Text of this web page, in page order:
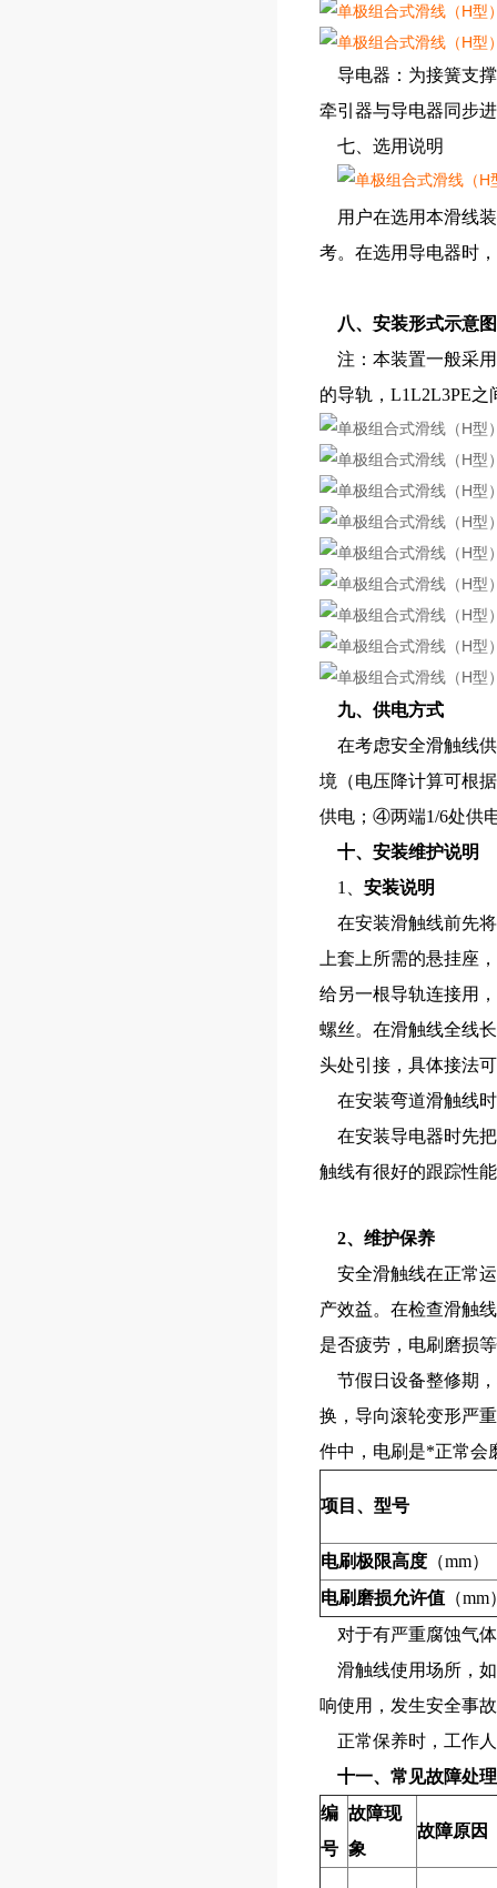
导电器：为接簧支撑
牵引器与导电器同步
七、选用说明
用户在选用本滑线装
考。在选用导电器时
八、安装形式示意图
注：本装置一般采用
的导轨，L1L2L3PE之
九、供电方式
在考虑安全滑触线
境（电压降计算可根
供电；④两端1/6处供
十、安装维护说明
1、 安装说明
在安装滑触线前先将
上套上所需的悬挂座
给另一根导轨连接用
螺丝。在滑触线全线
头处引接，具体接法
在安装弯道滑触线
在安装导电器时先把
触线有很好的跟踪性
2、维护保养
安全滑触线在正常运
产效益。在检查滑触
是否疲劳，电刷磨损
节假日设备整修期，
换，导向滚轮变形严
件中，电刷是*正常会
项目、型号
电刷极限高度 （mm）
电刷磨损允许值 （mm
对于有严重腐蚀气体
滑触线使用场所，如
响使用，发生安全事
正常保养时，工作
十一、常见故障处
编
号
故障现
象
故障原因